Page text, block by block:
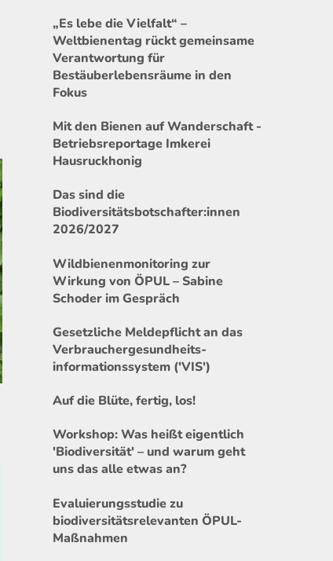
„Es lebe die Vielfalt“ –
Weltbienentag rückt gemeinsame
Verantwortung für
Bestäuberlebensräume in den
Fokus
Mit den Bienen auf Wanderschaft -
Betriebsreportage Imkerei
Hausruckhonig
Das sind die
Biodiversitätsbotschafter:innen
2026/2027
Wildbienenmonitoring zur
Wirkung von ÖPUL – Sabine
Schoder im Gespräch
Gesetzliche Meldepflicht an das
Verbrauchergesundheits-
informationssystem ('VIS')
Auf die Blüte, fertig, los!
Workshop: Was heißt eigentlich
'Biodiversität' – und warum geht
uns das alle etwas an?
Evaluierungsstudie zu
biodiversitätsrelevanten ÖPUL-
Maßnahmen